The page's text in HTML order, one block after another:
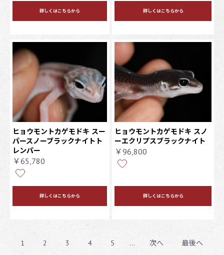
詳しくはこちらから 詳しくはこちらから
ヒョウモントカゲモドキ スー
パースノーブラックナイトト
レンパー
￥65,780
詳しくはこちらから
ヒョウモントカゲモドキ スノ
ーエクリプスブラックナイト
￥96,800
詳しくはこちらから
1 2 3 4 5 ... 次へ 最後へ